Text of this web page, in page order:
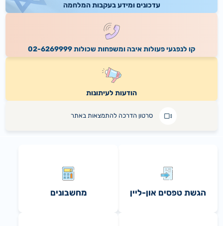
נתוני ירידה מהארץ
הודעות לעיתונות
סרטון הדרכה להתמצאות באתר
עדכונים ומידע בעקבות המלחמה
קו לנפגעי פעולות איבה ומשפחות שכולות 02-6269999
הגשת טפסים און-ליין מחשבונים